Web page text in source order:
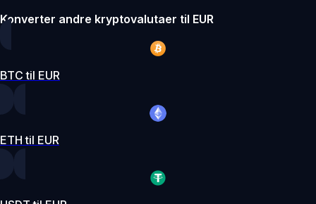
Konverter andre kryptovalutaer til EUR
BTC til EUR
ETH til EUR